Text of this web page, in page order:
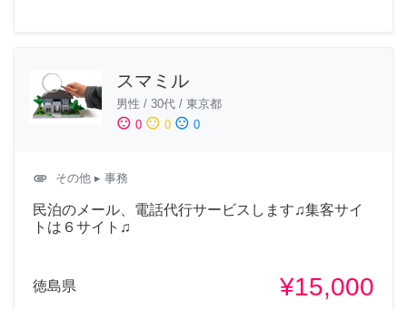
スマミル
男性 / 30代 / 東京都
sentiment_satisfied 0 sentiment_neutral 0 sentiment_dissatisfied 0
attachment その他 ▸ 事務
民泊のメール、電話代行サービスします♫集客サイ
トは６サイト♫
徳島県 ¥15,000